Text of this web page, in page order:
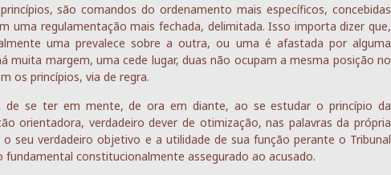
são comandos do ordenamento mais específicos, concebidas
uma regulamentação mais fechada, delimitada. Isso importa dizer que,
uma prevalece sobre a outra, ou uma é afastada por alguma
muita margem, uma cede lugar, duas não ocupam a mesma posição no
os princípios, via de regra.
de se ter em mente, de ora em diante, ao se estudar o princípio da
orientadora, verdadeiro dever de otimização, nas palavras da própria
seu verdadeiro objetivo e a utilidade de sua função perante o Tribunal
fundamental constitucionalmente assegurado ao acusado.